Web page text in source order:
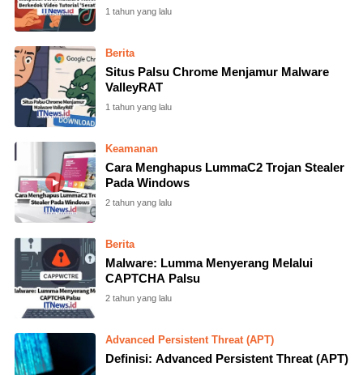
1 tahun yang lalu
Berita
Situs Palsu Chrome Menjamur Malware
ValleyRAT
1 tahun yang lalu
Keamanan
Cara Menghapus LummaC2 Trojan Stealer
Pada Windows
2 tahun yang lalu
Berita
Malware: Lumma Menyerang Melalui
CAPTCHA Palsu
2 tahun yang lalu
Advanced Persistent Threat (APT)
Definisi: Advanced Persistent Threat (APT)